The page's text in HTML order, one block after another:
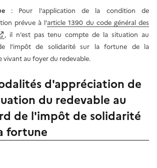
: Pour l'application de la condition de
prévue à l'article 1390 du code général des
, il n'est pas tenu compte de la situation au
l'impôt de solidarité sur la fortune de la
vivant au foyer du redevable.
d'appréciation de
du redevable au
de l'impôt de solidarité
fortune